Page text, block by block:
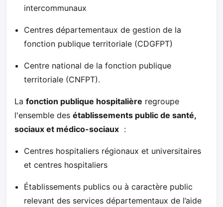
intercommunaux
Centres départementaux de gestion de la
fonction publique territoriale (CDGFPT)
Centre national de la fonction publique
territoriale (CNFPT).
La fonction publique hospitalière regroupe
l'ensemble des établissements public de santé,
sociaux et médico-sociaux :
Centres hospitaliers régionaux et universitaires
et centres hospitaliers
Établissements publics ou à caractère public
relevant des services départementaux de l’aide